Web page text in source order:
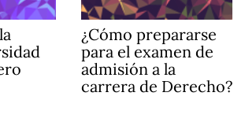
¿Cómo prepararse
para el examen de
admisión a la
carrera de Derecho?